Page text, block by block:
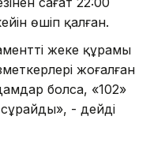
өшіп қалған.
жеке құрамы
жоғалған
болса, «102»
- дейді